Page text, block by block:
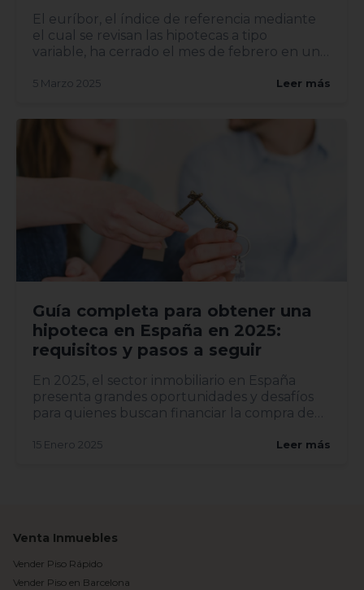
El euríbor, el índice de referencia mediante
el cual se revisan las hipotecas a tipo
variable, ha cerrado el mes de febrero en un
5 Marzo 2025 Leer más
Guía completa para obtener una
hipoteca en España en 2025:
requisitos y pasos a seguir
En 2025, el sector inmobiliario en España
presenta grandes oportunidades y desafíos
para quienes buscan financiar la compra de
15 Enero 2025 Leer más
Venta Inmuebles
Vender Piso Rápido
Vender Piso en Barcelona